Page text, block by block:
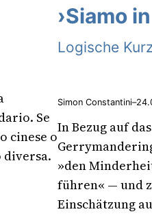
Se
cinese o
diversa.
›Siamo
Logische
Simon Constantini–
In Bezug auf
»den
führen« — und
Einschätzung